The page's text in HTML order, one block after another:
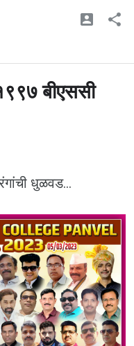
बीएससी
धुळवड...